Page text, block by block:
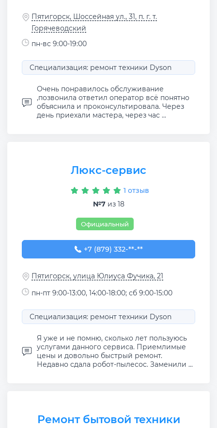
Пятигорск, Шоссейная ул., 31, п. г. т.
Горячеводский
пн-вс 9:00-19:00
Специализация: ремонт техники Dyson
Очень понравилось обслуживание
,позвонила ответил оператор всё понятно
объяснила и проконсультировала. Через
день приехали мастера, через час ...
Люкс-сервис
1 отзыв
№7из 18
Официальный
+7 (879) 332-68-80
+7 (879) 332-**-**
Пятигорск, улица Юлиуса Фучика, 21
пн-пт 9:00-13:00, 14:00-18:00; сб 9:00-15:00
Специализация: ремонт техники Dyson
Я уже и не помню, сколько лет пользуюсь
услугами данного сервиса. Приемлимые
цены и довольно быстрый ремонт.
Недавно сдала робот-пылесос. Заменили ...
Ремонт бытовой техники